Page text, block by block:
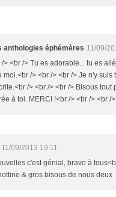
anthologies éphémères 11/09/
/> <br /> Tu es adorable... tu es
moi.<br /> <br /> <br /> Je n'y suis
/> <br /> <br /> Bisous tout
à toi. MERCI !<br /> <br /> <br /
11/09/2013 19:11
c'est génial, bravo à
& gros bisous de nous deux